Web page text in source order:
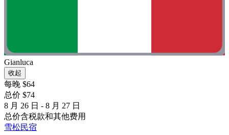
Gianluca
收起
每晚 $64
总价 $74
8 月 26 日 - 8 月 27 日
总价含税款和其他费用
雪松民宿